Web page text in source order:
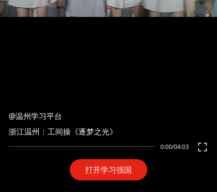
打开学习强国
0:00/04:03
@温州学习平台
浙江温州：工间操《逐梦之光》